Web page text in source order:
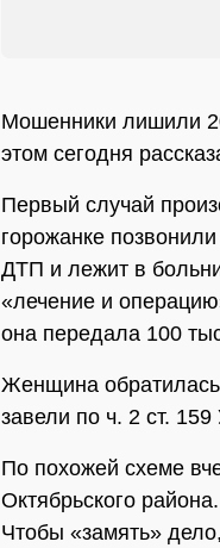
Мошенники лишили
этом сегодня
Первый случай
горожанке
ДТП и лежит в
«лечение и
она передала 100
Женщина
завели по ч. 2 ст.
По похожей схеме
Октябрьского
Чтобы «замять»